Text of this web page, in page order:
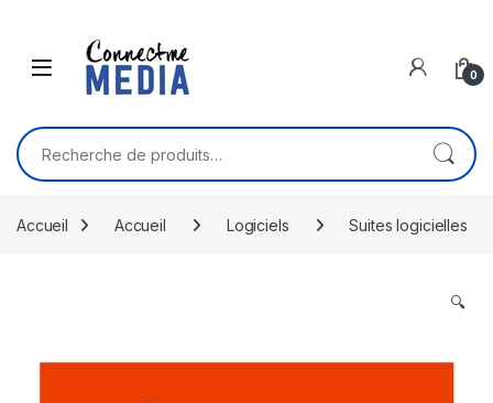
0
Recherche pour :
Accueil Accueil Logiciels Suites logicielles
🔍